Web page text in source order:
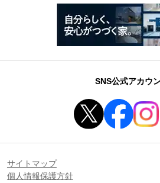
SNS公式アカウ
サイトマップ
個人情報保護方針